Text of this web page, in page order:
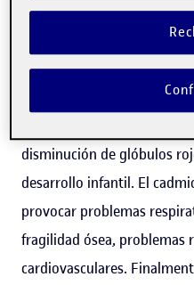
al arsénico puede causar
hígado y riñón. Y la
pulmón, próstata y riñón.
tener otras consecuencias
disminución de glóbulos
desarrollo infantil. El
provocar problemas
fragilidad ósea, problemas
cardiovasculares.